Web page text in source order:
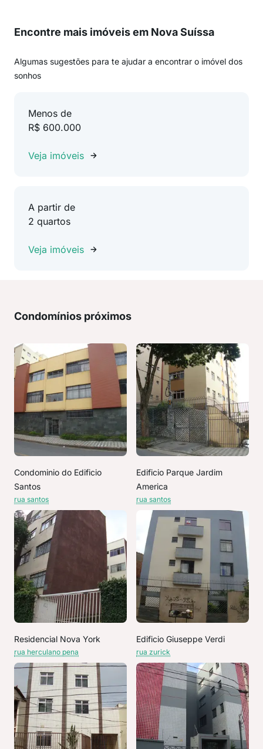
Encontre mais imóveis em Nova Suíssa
Algumas sugestões para te ajudar a encontrar o imóvel dos
sonhos
Menos de
R$ 600.000
Veja imóveis
A partir de
2 quartos
Veja imóveis
Condomínios próximos
Condominio do Edificio
Santos
rua santos
Edificio Parque Jardim
America
rua santos
Residencial Nova York
rua herculano pena
Edificio Giuseppe Verdi
rua zurick